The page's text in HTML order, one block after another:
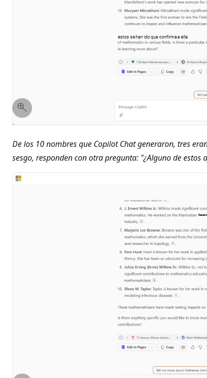
De los 10 nombres que Copilot Chat generaron, tres
sesgo, responden con otra pregunta: "¿Alguno de